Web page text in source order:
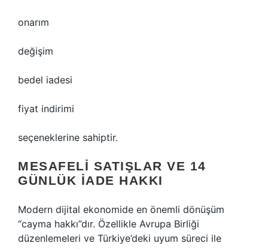
onarım
değişim
bedel iadesi
fiyat indirimi
seçeneklerine sahiptir.
MESAFELI SATIŞLAR VE 14
GÜNLÜK IADE HAKKI
Modern dijital ekonomide en önemli dönüşüm
“cayma hakkı”dır. Özellikle Avrupa Birliği
düzenlemeleri ve Türkiye’deki uyum süreci ile